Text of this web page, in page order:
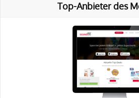
Top-Anbieter des